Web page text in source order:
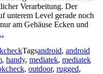
Verarbeitung. Der
unterem Level gerade noch
am Gehäuse Ecken und
Tagsandroid, android
, handy, mediatek, mediatek
, outdoor, rugged,